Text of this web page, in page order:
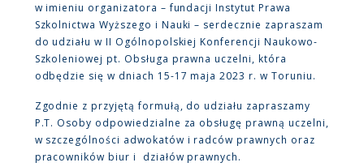
w imieniu organizatora – fundacji Instytut Prawa
Szkolnictwa Wyższego i Nauki – serdecznie zapraszam
do udziału w II Ogólnopolskiej Konferencji Naukowo-
Szkoleniowej pt. Obsługa prawna uczelni, która
odbędzie się w dniach 15-17 maja 2023 r. w Toruniu.
Zgodnie z przyjętą formułą, do udziału zapraszamy
P.T. Osoby odpowiedzialne za obsługę prawną uczelni,
w szczególności adwokatów i radców prawnych oraz
pracowników biur i działów prawnych.